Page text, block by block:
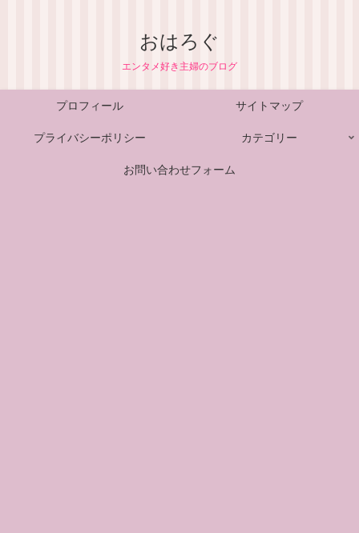
おはろぐ
エンタメ好き主婦のブログ
プロフィール サイトマップ
プライバシーポリシー カテゴリー
お問い合わせフォーム